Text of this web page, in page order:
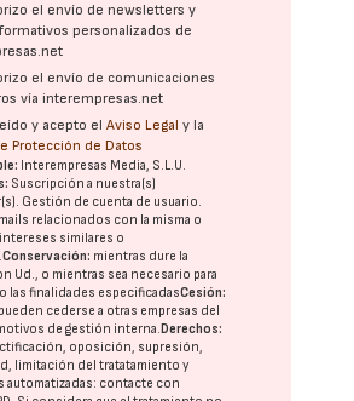
el envío de newsletters y
personalizados de
el envío de comunicaciones
vía interempresas.net
y acepto elAviso Legal y la
Protección de Datos
Interempresas Media, S.L.U.
Suscripción a nuestra(s)
Gestión de cuenta de usuario.
relacionados con la misma o
similares o
Conservación: mientras dure la
Ud., o mientras sea necesario para
las finalidades especificadasCesión:
cederse a otras empresas del
de gestión interna. Derechos:
oposición, supresión,
limitación del tratatamiento y
automatizadas: contacte con